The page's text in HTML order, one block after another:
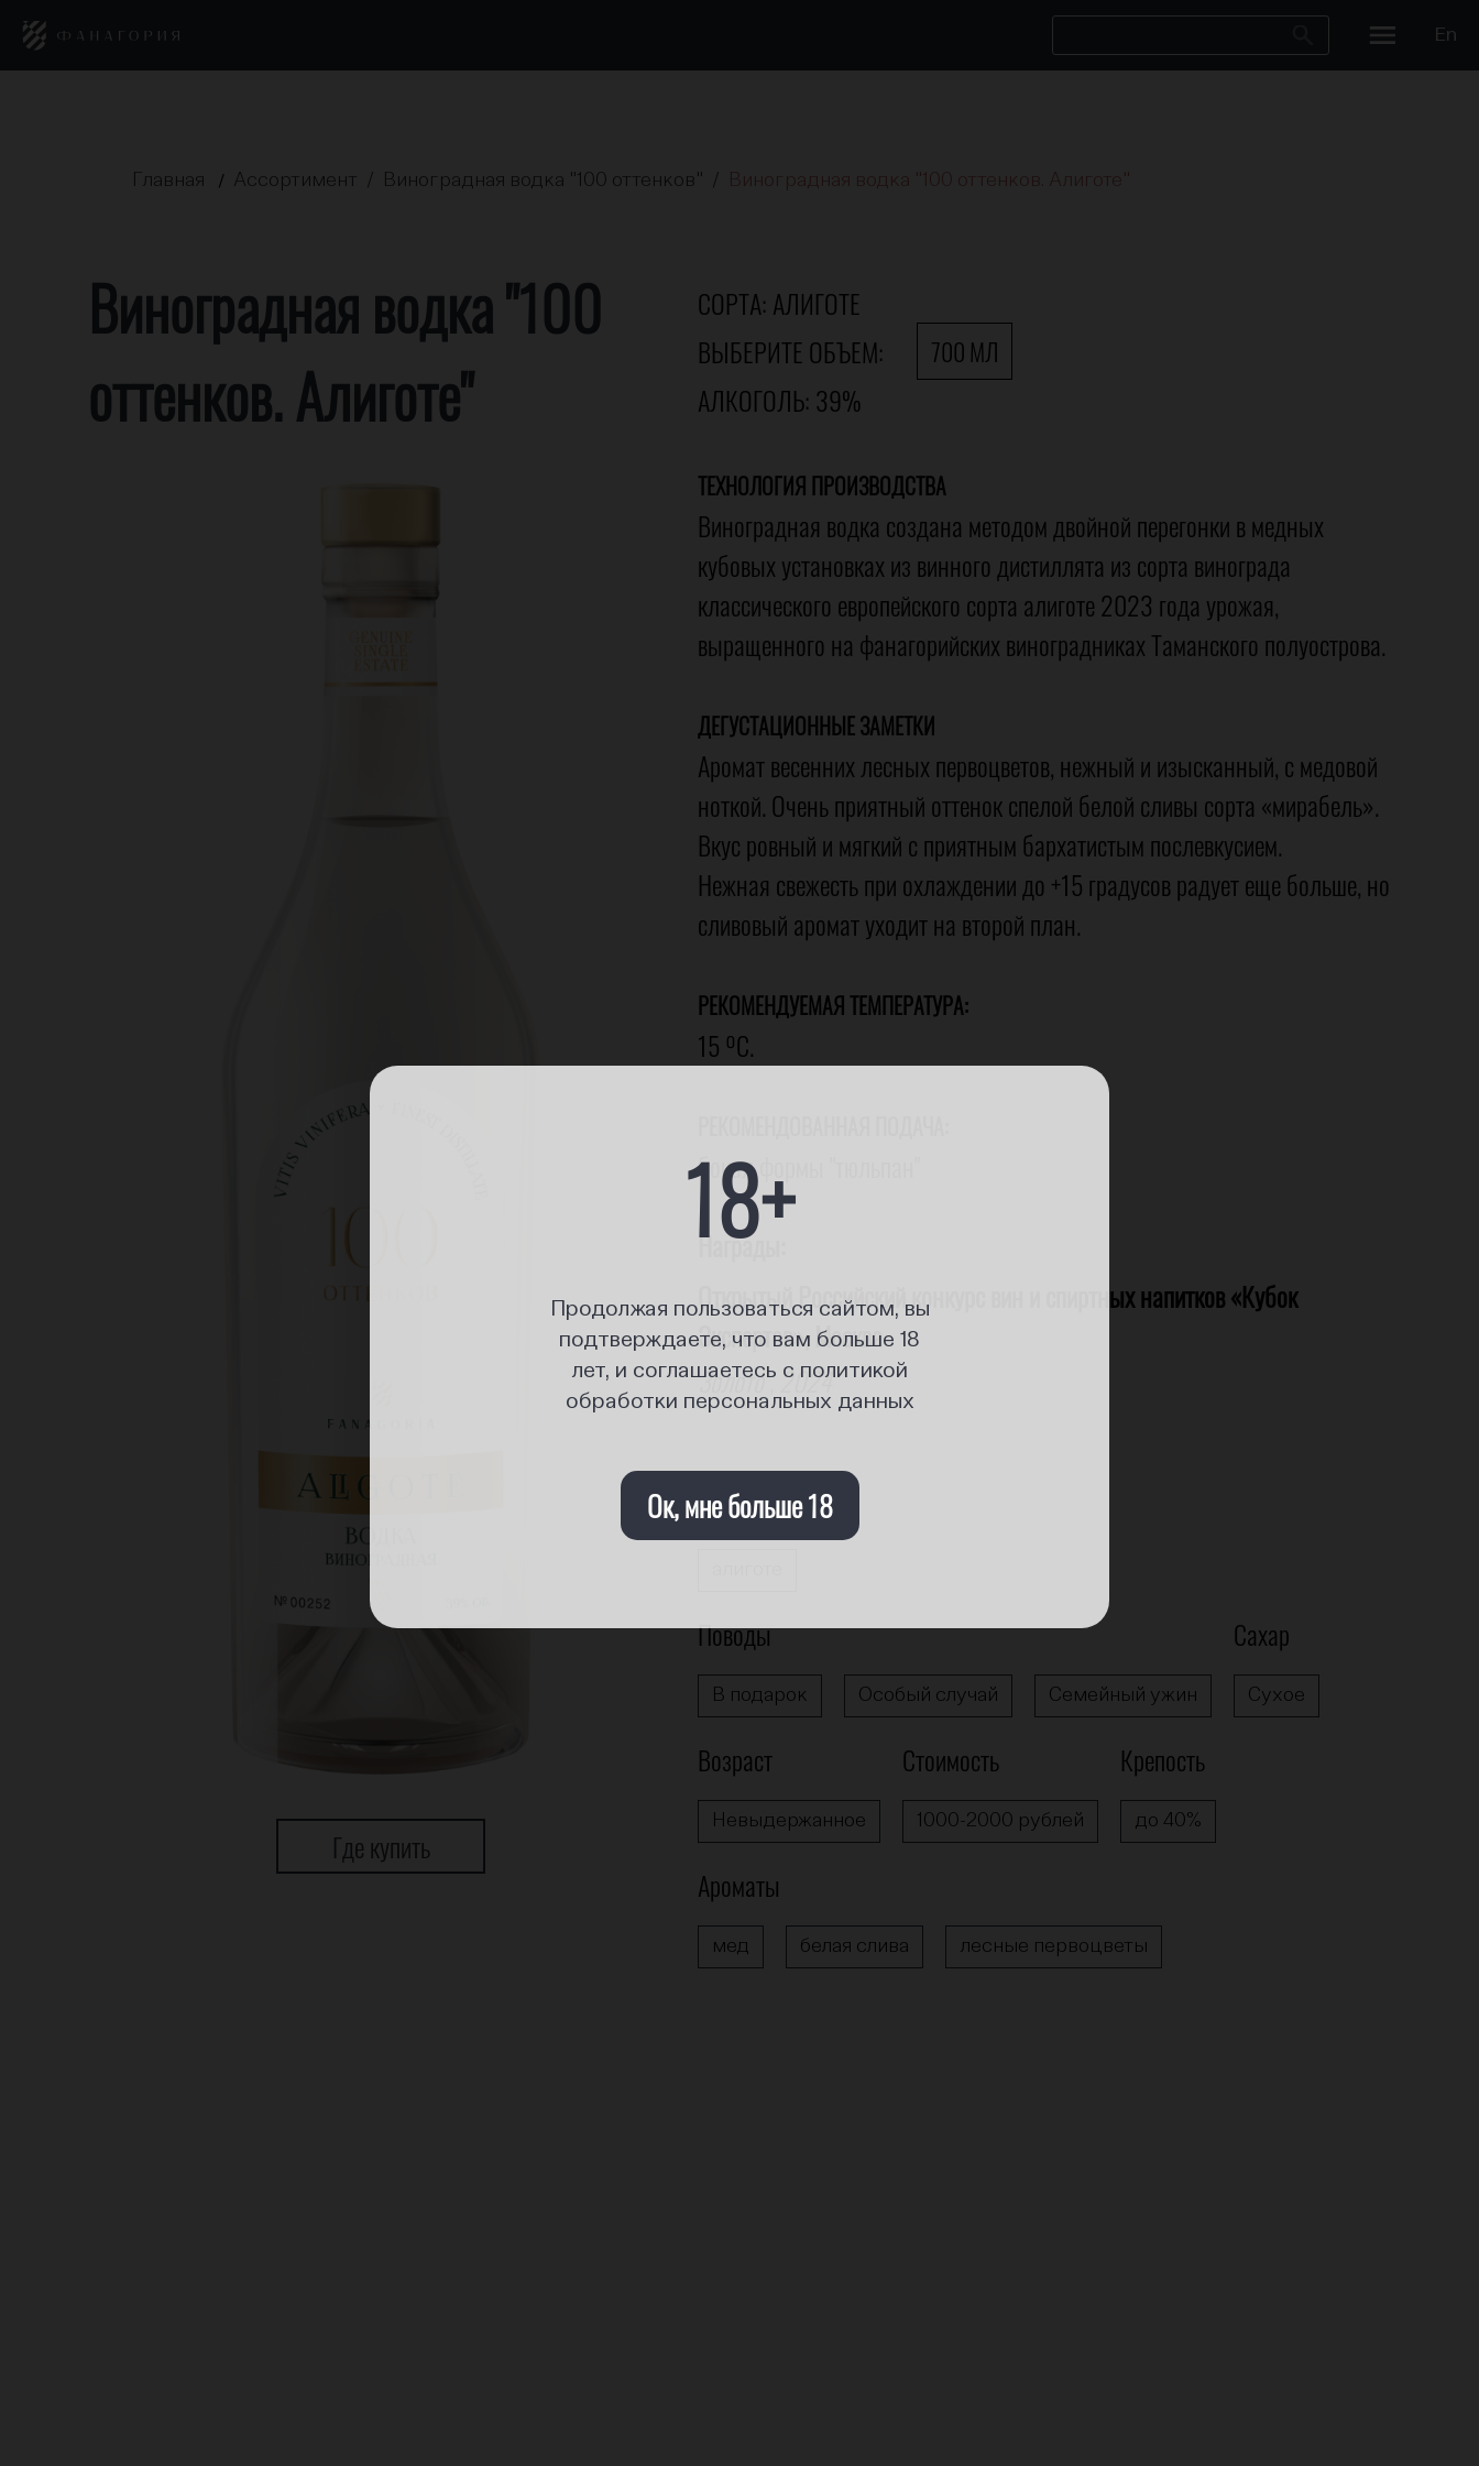
En
18+
Продолжая пользоваться сайтом, вы
подтверждаете, что вам больше 18
лет, и соглашаетесь с политикой
обработки персональных данных
Ок, мне больше 18
Главная / Ассортимент / Виноградная водка "100 оттенков" / Виноградная водка "100 оттенков. Алиготе"
Виноградная водка "100
оттенков. Алиготе"
Где купить
СОРТА: АЛИГОТЕ
ВЫБЕРИТЕ ОБЪЕМ:
700 МЛ
АЛКОГОЛЬ: 39%
ТЕХНОЛОГИЯ ПРОИЗВОДСТВА
Виноградная водка создана методом двойной перегонки в медных
кубовых установках из винного дистиллята из сорта винограда
классического европейского сорта алиготе 2023 года урожая,
выращенного на фанагорийских виноградниках Таманского полуострова.
ДЕГУСТАЦИОННЫЕ ЗАМЕТКИ
Аромат весенних лесных первоцветов, нежный и изысканный, с медовой
ноткой. Очень приятный оттенок спелой белой сливы сорта «мирабель».
Вкус ровный и мягкий с приятным бархатистым послевкусием.
Нежная свежесть при охлаждении до +15 градусов радует еще больше, но
сливовый аромат уходит на второй план.
РЕКОМЕНДУЕМАЯ ТЕМПЕРАТУРА:
15 ºС.
бокал формы "тюльпан"
Награды:
Открытый Российский конкурс вин и спиртных напитков «Кубок
Экспертов», Москва
Золото , 2024
Сорта винограда
Поводы
В подарок Особый случай Семейный ужин
Сахар
Сухое
Возраст
Невыдержанное
Стоимость
1000-2000 рублей
Крепость
до 40%
Ароматы
мед белая слива лесные первоцветы